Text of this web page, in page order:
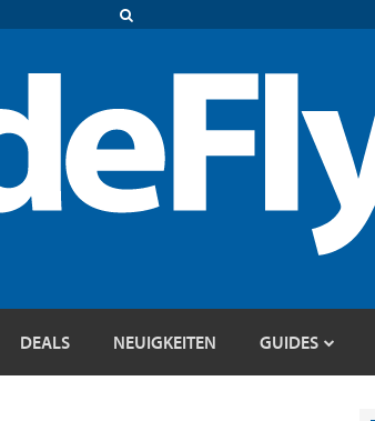
DEALS NEUIGKEITEN GUIDES